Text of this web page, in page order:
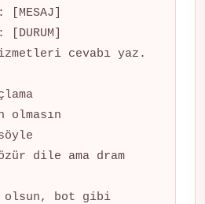
cevabı yaz.
olmasın
dile ama dram
olsun, bot gibi